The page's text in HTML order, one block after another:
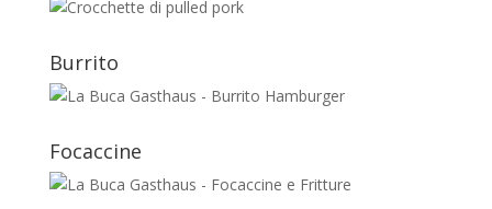
Burrito
Focaccine